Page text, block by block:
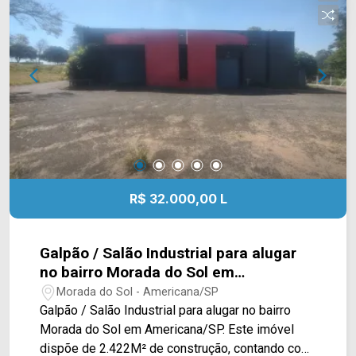
IMÓVEIS - Presente em cada mudança!
R$ 32.000,00 L
Galpão / Salão Industrial para alugar
no bairro Morada do Sol em
Americana/SP
Morada do Sol - Americana/SP
Galpão / Salão Industrial para alugar no bairro
Morada do Sol em Americana/SP. Este imóvel
dispõe de 2.422M² de construção, contando com